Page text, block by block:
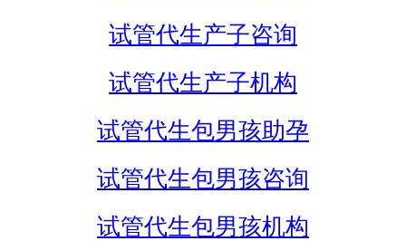
试管代生产子咨询
试管代生产子机构
试管代生包男孩助孕
试管代生包男孩咨询
试管代生包男孩机构